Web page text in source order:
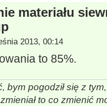
materiału
2013, 00:14
to 85%.
bym pogodził się z
to co zmienić